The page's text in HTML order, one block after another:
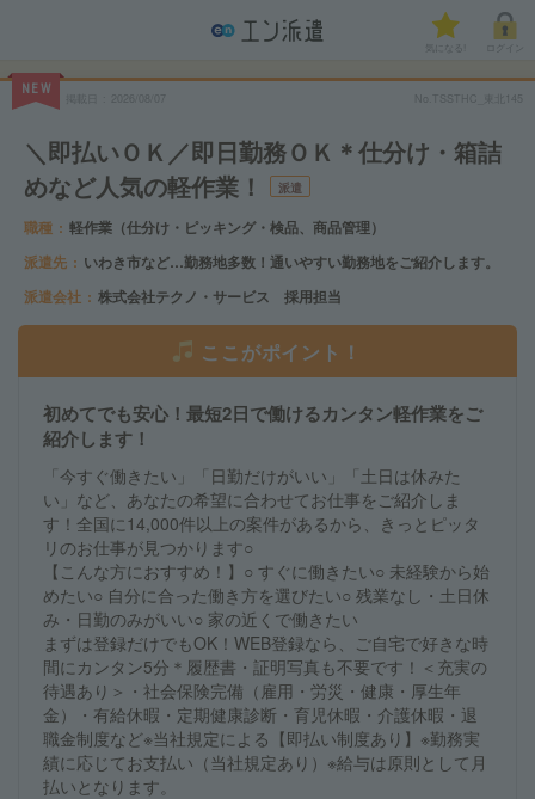
気になる!
NEW
No.TSSTHC_東北145
＼即払いＯＫ／即日勤務ＯＫ＊仕分け・箱詰
めなど人気の軽作業！
派遣
職種
軽作業（仕分け・ピッキング・検品、商品管理）
派遣先
いわき市など…勤務地多数！通いやすい勤務地をご紹介します。
派遣会社
株式会社テクノ・サービス 採用担当
ここがポイント！
初めてでも安心！最短2日で働けるカンタン軽作業をご
紹介します！
「今すぐ働きたい」「日勤だけがいい」「土日は休みた
い」など、あなたの希望に合わせてお仕事をご紹介しま
す！全国に14,000件以上の案件があるから、きっとピッタ
リのお仕事が見つかります○
【こんな方におすすめ！】○ すぐに働きたい○ 未経験から始
めたい○ 自分に合った働き方を選びたい○ 残業なし・土日休
み・日勤のみがいい○ 家の近くで働きたい
まずは登録だけでもOK！WEB登録なら、ご自宅で好きな時
間にカンタン5分＊履歴書・証明写真も不要です！＜充実の
待遇あり＞・社会保険完備（雇用・労災・健康・厚生年
金）・有給休暇・定期健康診断・育児休暇・介護休暇・退
職金制度など※当社規定による【即払い制度あり】※勤務実
績に応じてお支払い（当社規定あり）※給与は原則として月
払いとなります。